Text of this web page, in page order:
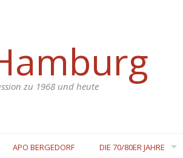
zu 1968 und heute
APO BERGEDORF DIE 70/80ER JAHRE